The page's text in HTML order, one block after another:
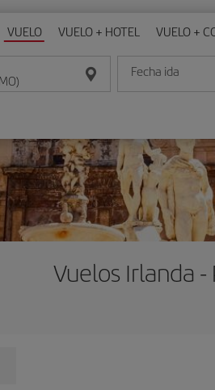
VUELO VUELO + HOTEL VUELO +
Fecha ida
Introduce la fecha
Vuelos Irlanda